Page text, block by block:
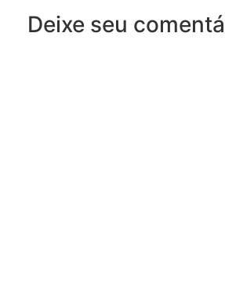
Deixe seu